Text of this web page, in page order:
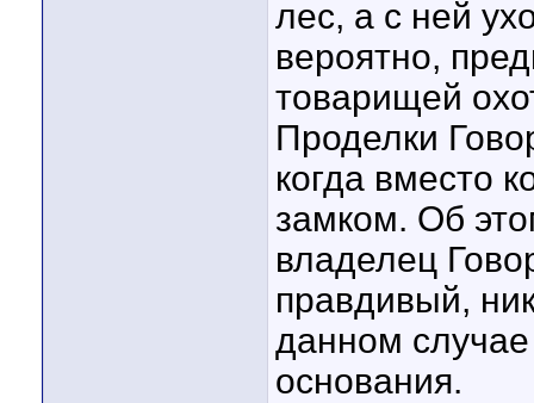
лес, а с ней
вероятно,
товарищей
Проделки
когда вместо
замком. Об
владелец
правдивый,
данном
основания.